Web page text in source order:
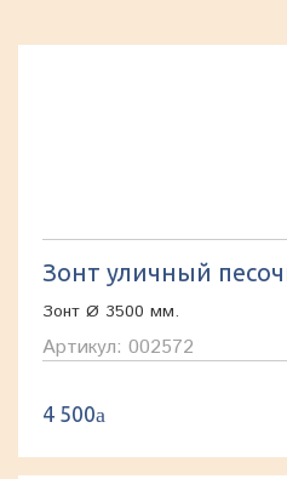
Зонт уличный
Зонт Ø 3500 мм.
Артикул: 002572
4 500a